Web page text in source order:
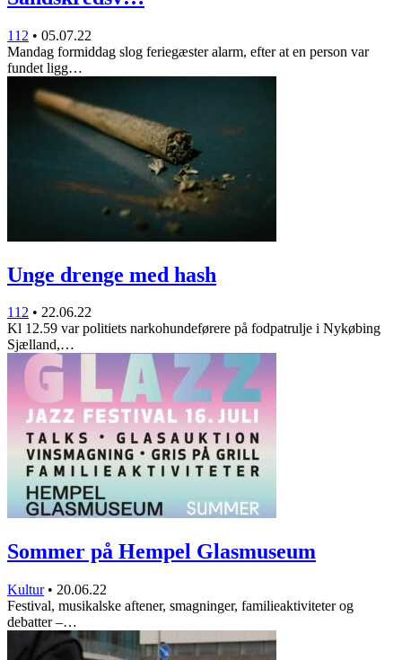
112 • 05.07.22
Mandag formiddag slog feriegæster alarm, efter at en person var
fundet ligg…
Unge drenge med hash
112 • 22.06.22
Kl 12.59 var politiets narkohundeførere på fodpatrulje i Nykøbing
Sjælland,…
Sommer på Hempel Glasmuseum
Kultur • 20.06.22
Festival, musikalske aftener, smagninger, familieaktiviteter og
debatter –…